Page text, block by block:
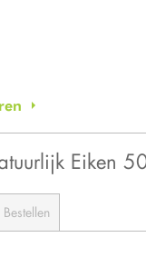
Eiken
Bestellen